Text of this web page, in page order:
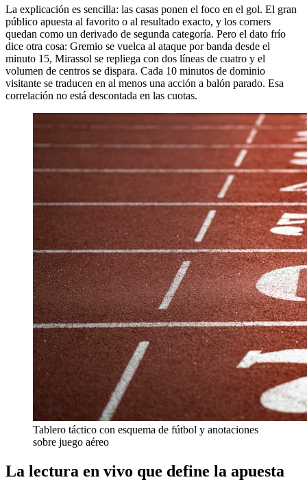
La explicación es sencilla: las casas ponen el foco en el gol. El gran
público apuesta al favorito o al resultado exacto, y los corners
quedan como un derivado de segunda categoría. Pero el dato frío
dice otra cosa: Gremio se vuelca al ataque por banda desde el
minuto 15, Mirassol se repliega con dos líneas de cuatro y el
volumen de centros se dispara. Cada 10 minutos de dominio
visitante se traducen en al menos una acción a balón parado. Esa
correlación no está descontada en las cuotas.
Tablero táctico con esquema de fútbol y anotaciones
sobre juego aéreo
La lectura en vivo que define la apuesta